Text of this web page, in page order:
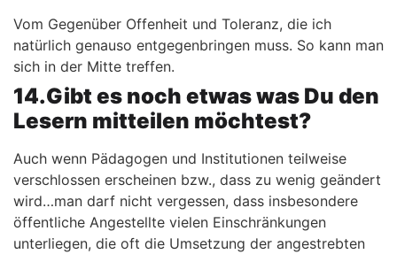
Vom Gegenüber Offenheit und Toleranz, die ich
natürlich genauso entgegenbringen muss. So kann man
sich in der Mitte treffen.
14.Gibt es noch etwas was Du den
Lesern mitteilen möchtest?
Auch wenn Pädagogen und Institutionen teilweise
verschlossen erscheinen bzw., dass zu wenig geändert
wird…man darf nicht vergessen, dass insbesondere
öffentliche Angestellte vielen Einschränkungen
unterliegen, die oft die Umsetzung der angestrebten